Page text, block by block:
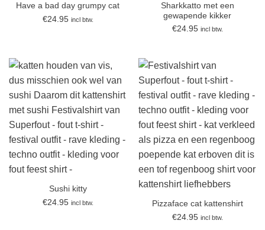
Have a bad day grumpy cat
€24.95 incl btw.
Sharkkatto met een
gewapende kikker
€24.95 incl btw.
Sushi kitty
€24.95 incl btw.
Pizzaface cat kattenshirt
€24.95 incl btw.